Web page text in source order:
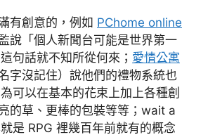
有創意的，例如 PChome online
說「個人新聞台可能是世界第一
句話就不知所從何來； 愛情公寓
字沒記住）說他們的禮物系統也
可以在基本的花束上加上各種創
的草、更棒的包裝等等；wait a
是 RPG 裡幾百年前就有的概念